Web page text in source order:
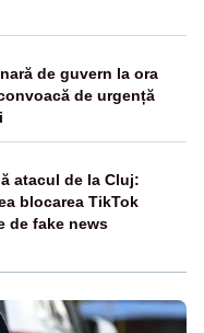
de guvern la ora
de urgență
atacul de la Cluj:
blocarea TikTok
de fake news